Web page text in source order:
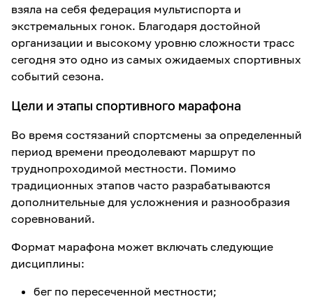
взяла на себя федерация мультиспорта и
экстремальных гонок. Благодаря достойной
организации и высокому уровню сложности трасс
сегодня это одно из самых ожидаемых спортивных
событий сезона.
Цели и этапы спортивного марафона
Во время состязаний спортсмены за определенный
период времени преодолевают маршрут по
труднопроходимой местности. Помимо
традиционных этапов часто разрабатываются
дополнительные для усложнения и разнообразия
соревнований.
Формат марафона может включать следующие
дисциплины:
бег по пересеченной местности;